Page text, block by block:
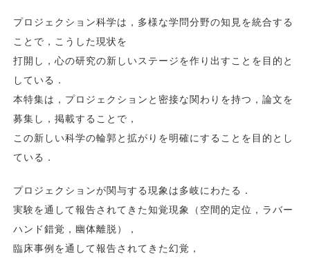
プロジェクション科学は，多様な学問分野の知見を統合する
ことで，こうした現状を
打開し，心の研究の新しいステージを作り出すことを目的と
している．
本特集は，プロジェクションと密接な関わりを持つ，論文を
募集し，掲載することで，
この新しい科学の輪郭と拡がりを明確にすることを目的とし
ている．
プロジェクションが関与する現象は多岐にわたる．
実験を通して報告されてきた知覚現象（空間的定位，ラバー
ハンド錯覚，幽体離脱），
臨床事例を通して報告されてきた幻覚，